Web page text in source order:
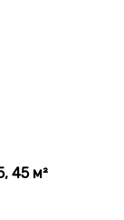
45 м²